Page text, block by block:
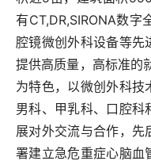
有CT,DR,SIRONA数
腔镜微创外科设备等先
提供高质量，高标准的
为特色，以微创外科技
男科、甲乳科、口腔科
展对外交流与合作，先
署建立急危重症心脑血